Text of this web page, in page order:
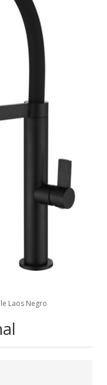
Laos Negro